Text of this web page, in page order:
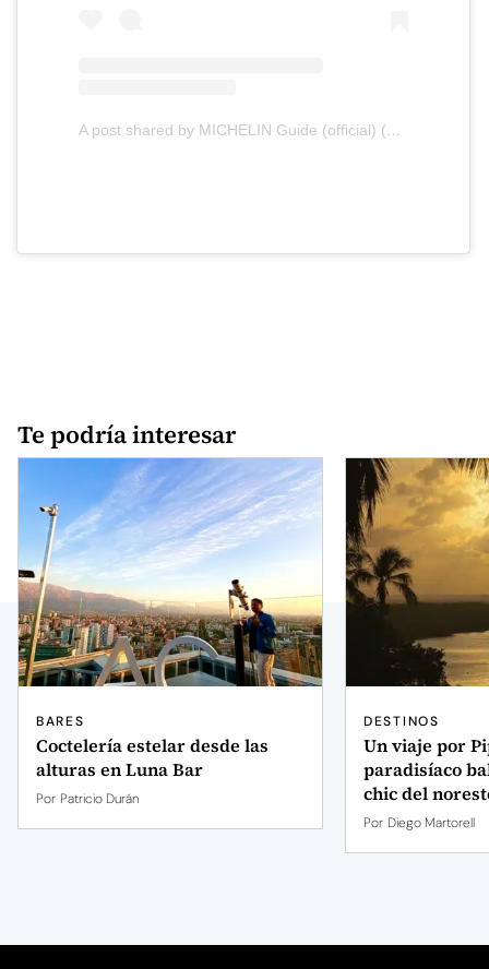
A post shared by MICHELIN Guide (official) (@michelinguide)
Te podría interesar
BARES
Coctelería estelar desde las
alturas en Luna Bar
Por Patricio Durán
DESTINOS
Un viaje por
paradisíaco
chic del
Por Diego Martorell